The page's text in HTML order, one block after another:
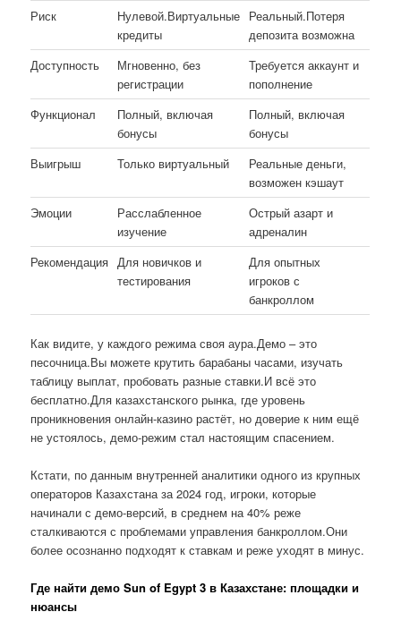
Риск
Нулевой.Виртуальные
кредиты
Реальный.Потеря
депозита возможна
Доступность
Мгновенно, без
регистрации
Требуется аккаунт и
пополнение
Функционал
Полный, включая
бонусы
Полный, включая
бонусы
Выигрыш
Только виртуальный
Реальные деньги,
возможен кэшаут
Эмоции
Расслабленное
изучение
Острый азарт и
адреналин
Рекомендация Для новичков и
тестирования
Для опытных
игроков с
банкроллом
Как видите, у каждого режима своя аура.Демо – это
песочница.Вы можете крутить барабаны часами, изучать
таблицу выплат, пробовать разные ставки.И всё это
бесплатно.Для казахстанского рынка, где уровень
проникновения онлайн-казино растёт, но доверие к ним ещё
не устоялось, демо-режим стал настоящим спасением.
Кстати, по данным внутренней аналитики одного из крупных
операторов Казахстана за 2024 год, игроки, которые
начинали с демо-версий, в среднем на 40% реже
сталкиваются с проблемами управления банкроллом.Они
более осознанно подходят к ставкам и реже уходят в минус.
Где найти демо Sun of Egypt 3 в Казахстане: площадки и
нюансы